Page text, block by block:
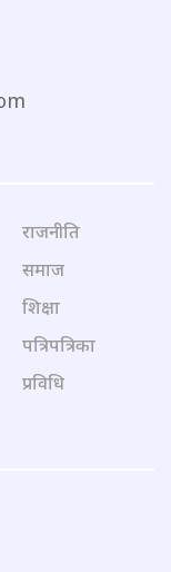
राजनीति
समाज
शिक्षा
पत्रिपत्रिका
प्रविधि